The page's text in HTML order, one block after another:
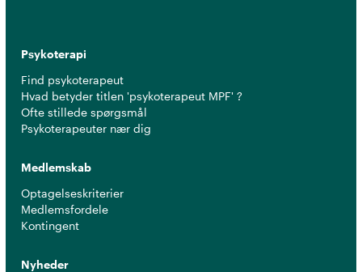
Psykoterapi
Find psykoterapeut
Hvad betyder titlen 'psykoterapeut MPF' ?
Ofte stillede spørgsmål
Psykoterapeuter nær dig
Medlemskab
Optagelseskriterier
Medlemsfordele
Kontingent
Nyheder